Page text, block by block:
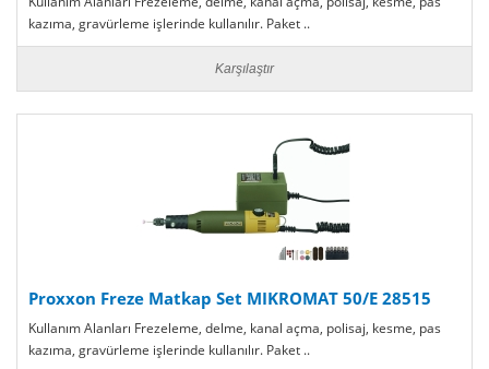
kazıma, gravürleme işlerinde kullanılır. Paket ..
Karşılaştır
Proxxon Freze Matkap Set MIKROMAT 50/E 28515
Kullanım Alanları Frezeleme, delme, kanal açma, polisaj, kesme, pas
kazıma, gravürleme işlerinde kullanılır. Paket ..